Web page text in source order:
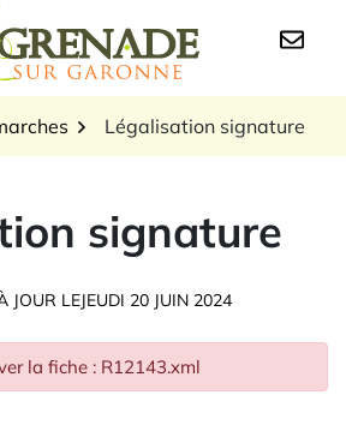
Logo Grenade sur
Légalisation signature
signature
JOUR LEJEUDI 20 JUIN 2024
la fiche : R12143.xml